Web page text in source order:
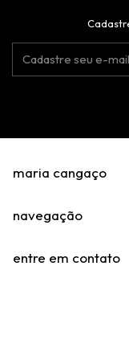
maria cangaço
navegação
entre em contato